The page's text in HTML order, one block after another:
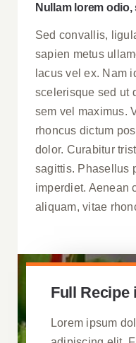
Nullam lorem
Sed convallis,
sapien metus
lacus vel ex. Nam
scelerisque sed ut
sem vel maximus.
rhoncus dictum
dolor. Curabitur
sagittis. Phasellus
imperdiet. Aenean
aliquam, vitae
Full Recipe
Lorem ipsum